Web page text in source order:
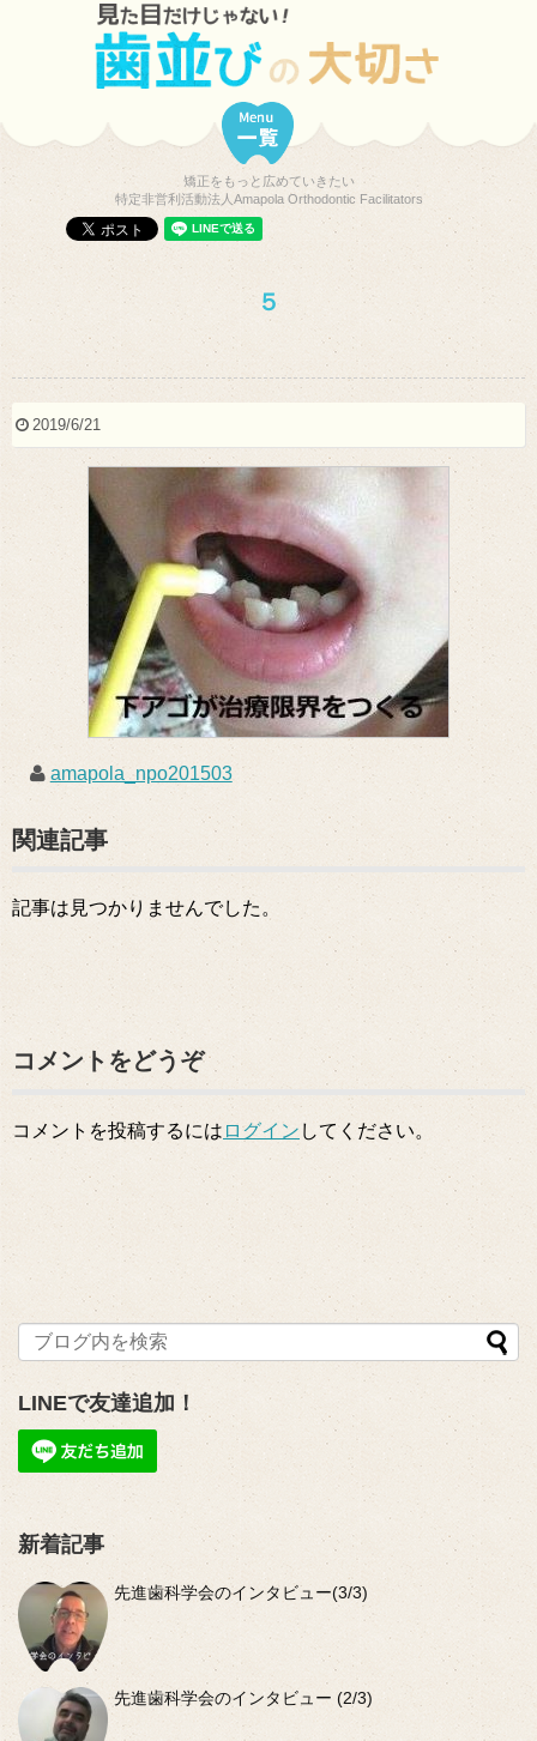
矯正をもっと広めていきたい
特定非営利活動法人Amapola Orthodontic Facilitators
５
2019/6/21
amapola_npo201503
関連記事
記事は見つかりませんでした。
コメントをどうぞ
コメントを投稿するには ログイン してください。
LINEで友達追加！
新着記事
先進歯科学会のインタビュー(3/3)
先進歯科学会のインタビュー (2/3)